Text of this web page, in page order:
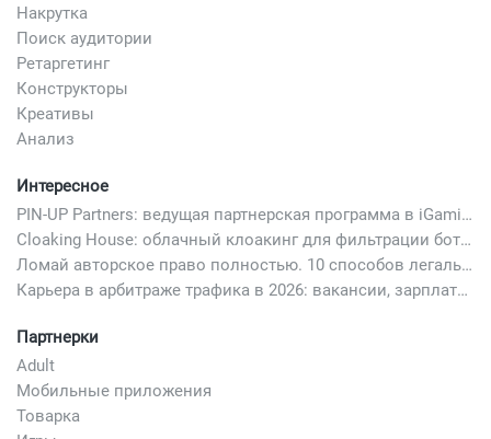
Накрутка
Поиск аудитории
Ретаргетинг
Конструкторы
Креативы
Анализ
Интересное
PIN-UP Partners: ведущая партнерская программа в iGaming
Cloaking House: облачный клоакинг для фильтрации ботов FB и Google Ads — гайд PHP-интеграции 2026
Ломай авторское право полностью. 10 способов легально добавить любимый трек в свой креатив
Карьера в арбитраже трафика в 2026: вакансии, зарплаты и как начать
Партнерки
Adult
Мобильные приложения
Товарка